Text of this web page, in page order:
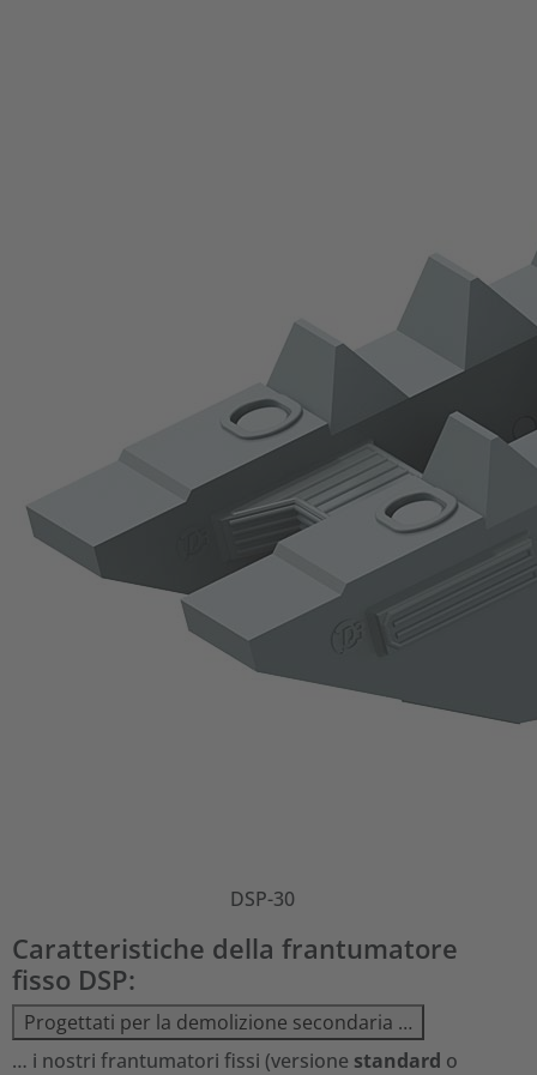
DSP-30
Caratteristiche della frantumatore
fisso DSP:
Progettati per la demolizione secondaria …
… i nostri frantumatori fissi (versione standard o